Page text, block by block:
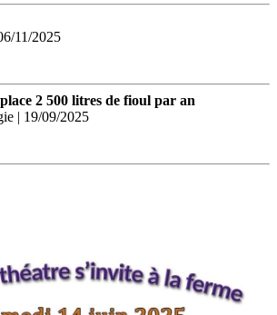
11/2025
2 500 litres de fioul par an
| 19/09/2025